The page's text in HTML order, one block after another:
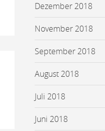
Dezember 2018
November 2018
September 2018
August 2018
Juli 2018
Juni 2018